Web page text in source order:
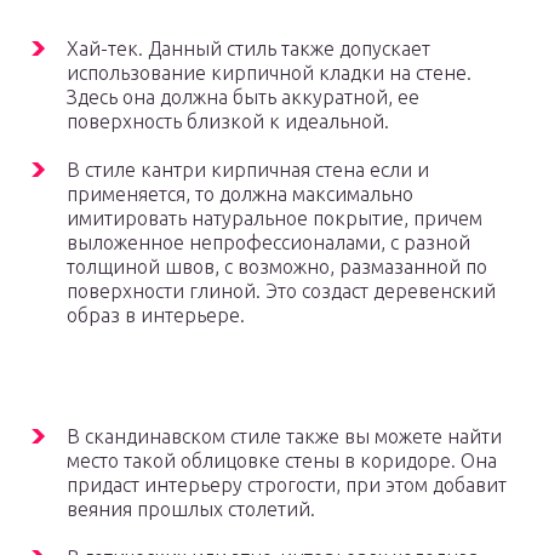
Хай-тек. Данный стиль также допускает
использование кирпичной кладки на стене.
Здесь она должна быть аккуратной, ее
поверхность близкой к идеальной.
В стиле кантри кирпичная стена если и
применяется, то должна максимально
имитировать натуральное покрытие, причем
выложенное непрофессионалами, с разной
толщиной швов, с возможно, размазанной по
поверхности глиной. Это создаст деревенский
образ в интерьере.
В скандинавском стиле также вы можете найти
место такой облицовке стены в коридоре. Она
придаст интерьеру строгости, при этом добавит
веяния прошлых столетий.